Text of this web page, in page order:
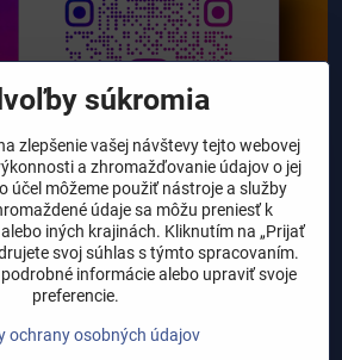
súkromia
zlepšenie vašej návštevy tejto webovej
a zhromažďovanie údajov o jej
účel môžeme použiť nástroje a služby
údaje sa môžu preniesť k
iných krajinách. Kliknutím na „Prijať
svoj súhlas s týmto spracovaním.
informácie alebo upraviť svoje
preferencie.
ochrany osobných údajov